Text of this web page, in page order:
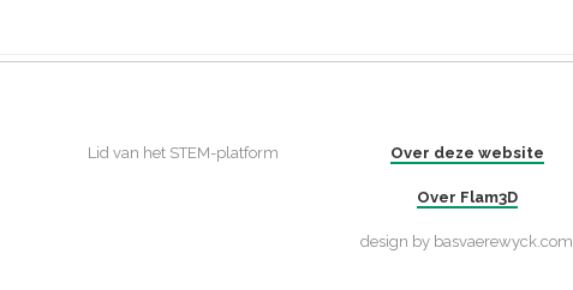
Lid van het STEM-platform Over deze website
Over Flam3D
design by basvaerewyck.com